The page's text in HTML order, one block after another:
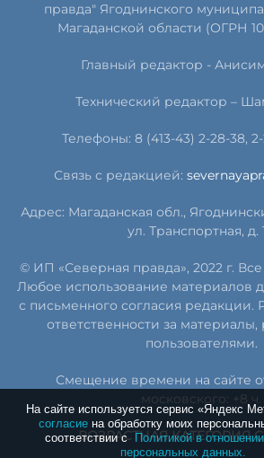
На сайте используется сервис «Яндекс
согласиена обработку моих
соответствии с Политикой в
персональных данных.
правда" Ягоднинского
Магаданской области (ОГРН
Главный редактор -
Технический редактор –
Телефоны: 8 (413-43) 2-28-38, 2-
Связь с редакцией:
Адрес: Магаданская обл.,
ул. Транспортная, д.
© ИП «Северная правда», 2022 г.
Любое использование материалов
с письменного согласия редакции.
ответственности за
пользователями.
Смещение времени на сайте
московского: +8 ч.
ВОЗРАСТНАЯ КАТЕГОРИЯ